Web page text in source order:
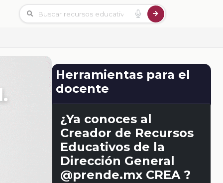
Herramientas para el
docente
¿Ya conoces al
Creador de Recursos
Educativos de la
Dirección General
@prende.mx CREA ?